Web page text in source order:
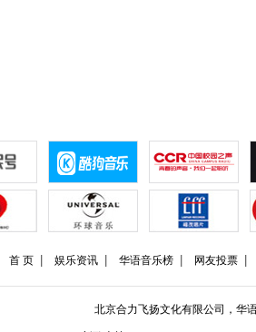
首 页 娱乐资讯 华语音乐榜 网友投票
北京合力飞扬文化有限公司，华